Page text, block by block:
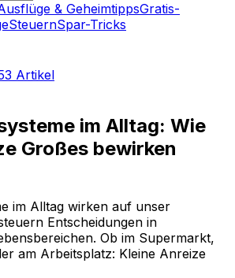
& GeheimtippsGratis-
SteuernSpar-Tricks
Artikel
im Alltag: Wie
Großes bewirken
im Alltag wirken auf unser
Entscheidungen in
Ob im Supermarkt,
am Arbeitsplatz: Kleine Anreize